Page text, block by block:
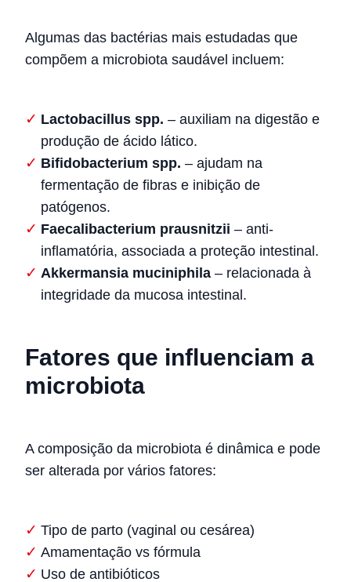
Algumas das bactérias mais estudadas que
compõem a microbiota saudável incluem:
Lactobacillus spp. – auxiliam na digestão e
produção de ácido lático.
Bifidobacterium spp. – ajudam na
fermentação de fibras e inibição de
patógenos.
Faecalibacterium prausnitzii – anti-
inflamatória, associada a proteção intestinal.
Akkermansia muciniphila – relacionada à
integridade da mucosa intestinal.
Fatores que influenciam a
microbiota
A composição da microbiota é dinâmica e pode
ser alterada por vários fatores:
Tipo de parto (vaginal ou cesárea)
Amamentação vs fórmula
Uso de antibióticos